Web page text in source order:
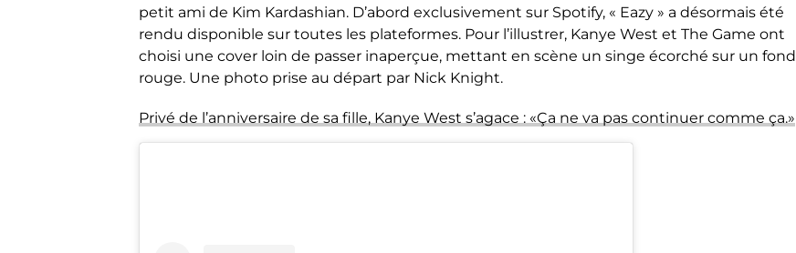
petit ami de Kim Kardashian. D’abord exclusivement sur Spotify, « Eazy » a désormais été
rendu disponible sur toutes les plateformes. Pour l’illustrer, Kanye West et The Game ont
choisi une cover loin de passer inaperçue, mettant en scène un singe écorché sur un fond
rouge. Une photo prise au départ par Nick Knight.
Privé de l’anniversaire de sa fille, Kanye West s’agace : «Ça ne va pas continuer comme ça.»